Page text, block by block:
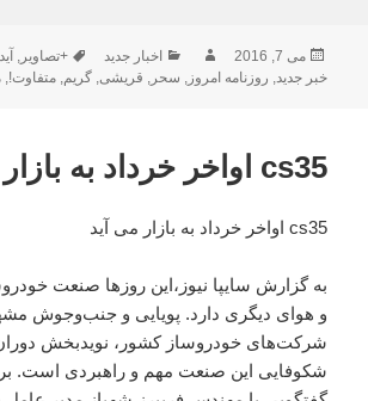
ارسال
شده
می 7, 2016 نویسندهدسته‌ها
اخبار جدید برچسب‌ها
+تصاویر,
خبر جدید, روزنامه امروز, سحر, قریشی,گریم,متفاوت!,
cs35 اواخر خرداد به بازار می آید
cs35 اواخر خرداد به بازار می آید
به گزارش سایپا نیوز،این روزها صنعت
‌و هوای دیگری دارد. پویایی و جنب‌وجوش
شرکت‌های خودروساز کشور، نویدبخش
شکوفایی این صنعت مهم و راهبردی است.